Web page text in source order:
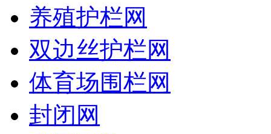
养殖护栏网
双边丝护栏网
体育场围栏网
封闭网